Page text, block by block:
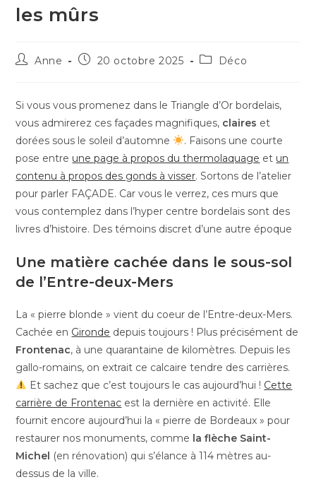
les mûrs
Auteur/autrice
publication :
Anne
Publication
20 octobre 2025
PostDéco
Si vous vous promenez dans le Triangle d’Or bordelais,
vous admirerez ces façades magnifiques, claires et
dorées sous le soleil d’automne
. Faisons une courte
pose entre une page à propos du thermolaquage et un
contenu à propos des gonds à visser. Sortons de l’atelier
pour parler FAÇADE. Car vous le verrez, ces murs que
vous contemplez dans l’hyper centre bordelais sont des
livres d’histoire. Des témoins discret d’une autre époque
Une matière cachée dans le sous-sol
de l’Entre-deux-Mers
La « pierre blonde » vient du coeur de l’Entre-deux-Mers.
Cachée en Gironde depuis toujours ! Plus précisément de
Frontenac, à une quarantaine de kilomètres. Depuis les
gallo-romains, on extrait ce calcaire tendre des carrières.
Et sachez que c’est toujours le cas aujourd’hui ! Cette
carrière de Frontenac est la dernière en activité. Elle
fournit encore aujourd’hui la « pierre de Bordeaux » pour
restaurer nos monuments, comme la flèche Saint-
Michel (en rénovation) qui s’élance à 114 mètres au-
dessus de la ville.